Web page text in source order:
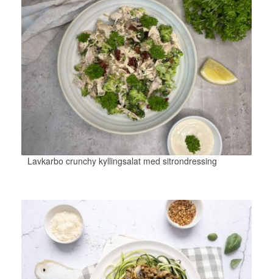
Lavkarbo crunchy kyllingsalat med sitrondressing